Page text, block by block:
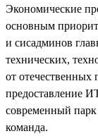
Экономические
основным
и сисадминов
технических,
от отечественных
предоставление
современный
команда.